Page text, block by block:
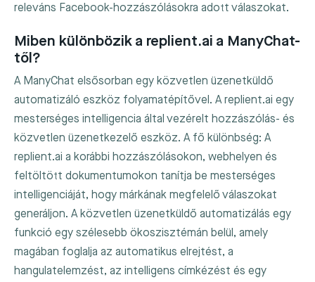
releváns Facebook-hozzászólásokra adott válaszokat.
Miben különbözik a replient.ai a ManyChat-
től?
A ManyChat elsősorban egy közvetlen üzenetküldő
automatizáló eszköz folyamatépítővel. A replient.ai egy
mesterséges intelligencia által vezérelt hozzászólás- és
közvetlen üzenetkezelő eszköz. A fő különbség: A
replient.ai a korábbi hozzászólásokon, webhelyen és
feltöltött dokumentumokon tanítja be mesterséges
intelligenciáját, hogy márkának megfelelő válaszokat
generáljon. A közvetlen üzenetküldő automatizálás egy
funkció egy szélesebb ökoszisztémán belül, amely
magában foglalja az automatikus elrejtést, a
hangulatelemzést, az intelligens címkézést és egy